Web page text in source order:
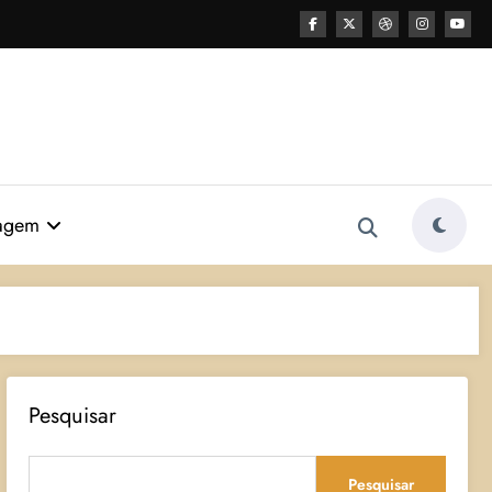
Pesquisar
Pesquisar